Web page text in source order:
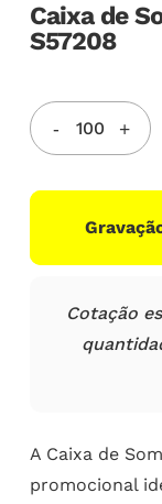
Caixa de
S57208
Cotação
A Caixa de
promocional